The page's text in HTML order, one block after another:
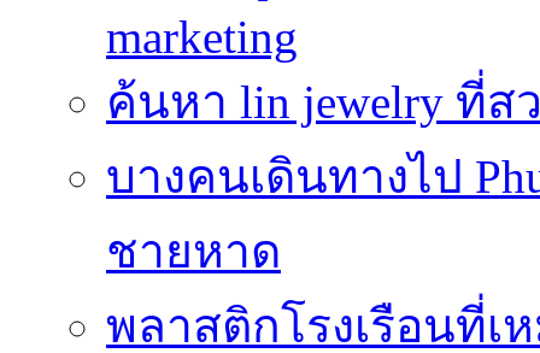
marketing
ค้นหา lin jewelry ที่
บางคนเดินทางไป
ชายหาด
พลาสติกโรงเรือนที่เ